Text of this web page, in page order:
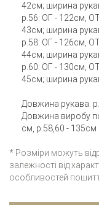
42см; ширина
р.56: ОГ - 122см,
43см; ширина
р.58: ОГ - 126см,
44см; ширина
р.60: ОГ - 130см,
45см; ширина
Довжина рукава:
Довжина виробу
см, р.58,60 - 135см
* Розміри можуть
залежності від
особливостей